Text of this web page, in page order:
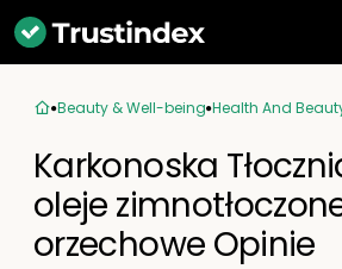
Beauty & Well-being Health And
Karkonoska
oleje
orzechowe Opinie